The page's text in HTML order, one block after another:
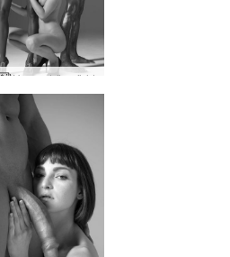
Hegre drömvärld